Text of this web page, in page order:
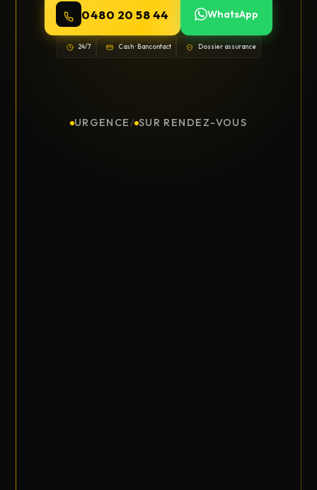
0480 20 58 44 WhatsApp
24/7 Cash · Bancontact Dossier assurance
URGENCE / SUR RENDEZ-VOUS